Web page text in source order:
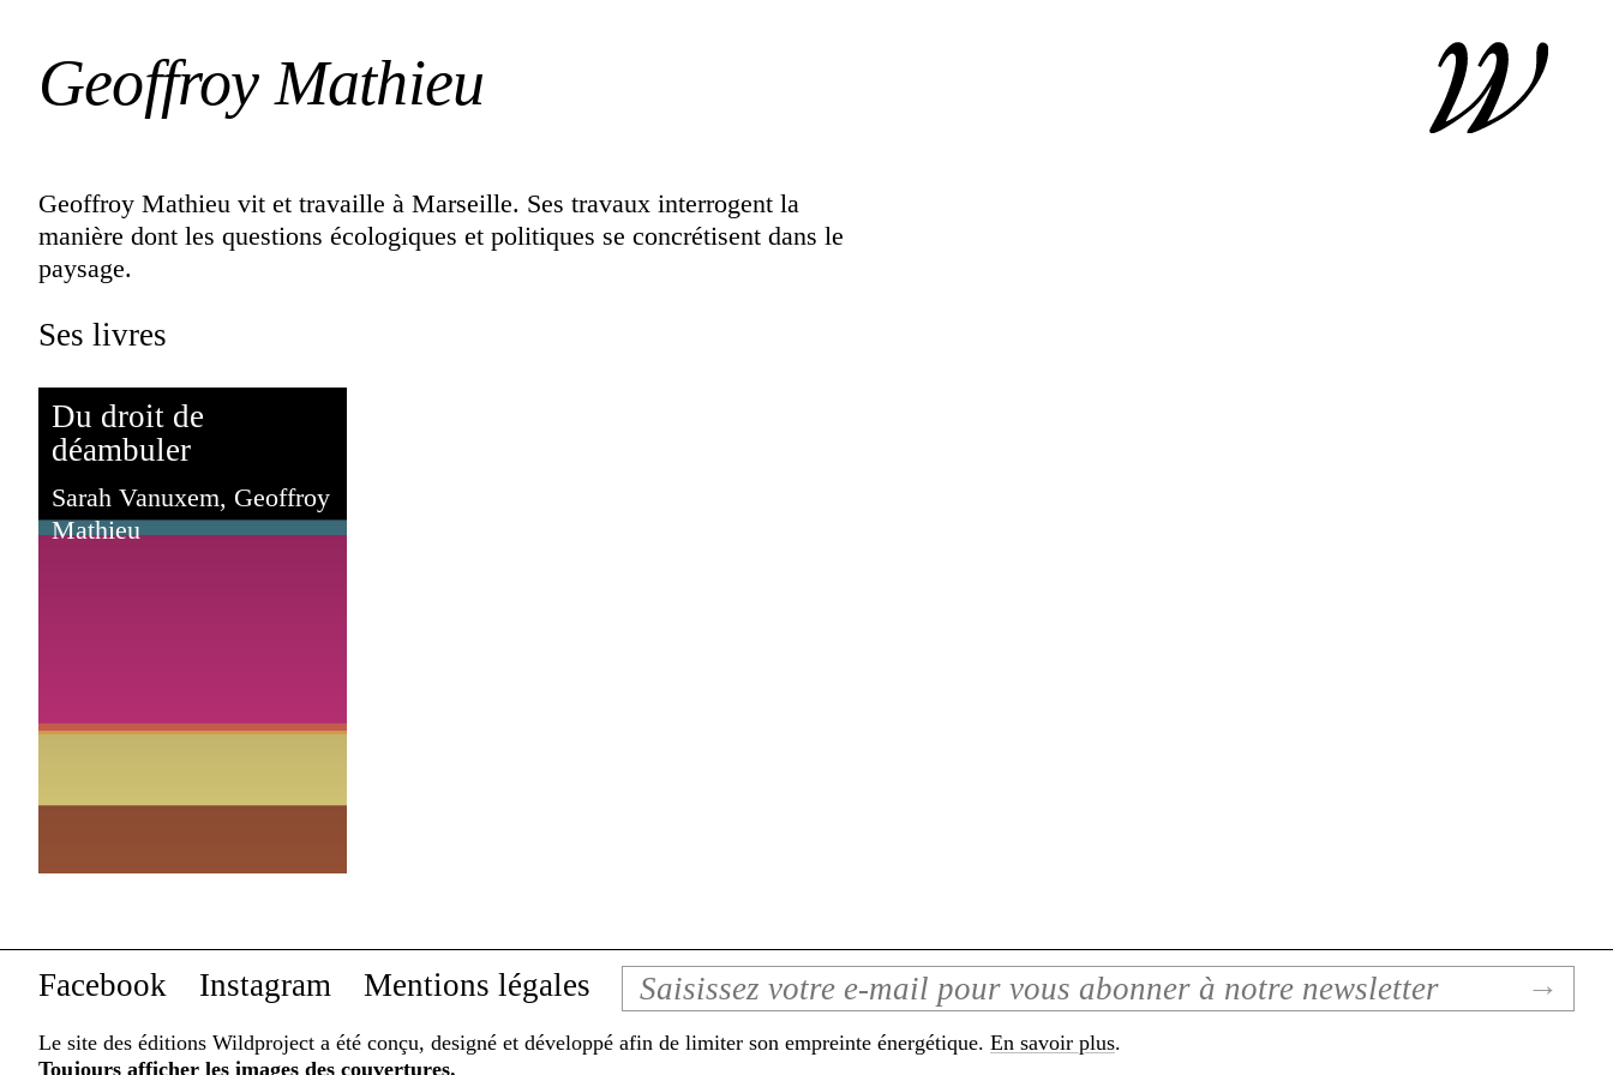
Geoffroy Mathieu
Geoffroy Mathieu vit et travaille à Marseille. Ses travaux interrogent la
manière dont les questions écologiques et politiques se concrétisent dans le
paysage.
Ses livres
Du droit de
déambuler
Sarah Vanuxem, Geoffroy
Mathieu
Facebook Instagram Mentions légales
Le site des éditions Wildproject a été conçu, designé et développé afin de limiter son empreinte énergétique. En savoir plus.
Toujours afficher les images des couvertures.